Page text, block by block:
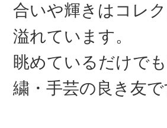
合いや輝きはコレ
溢れています。
眺めているだけで
繍・手芸の良き友で